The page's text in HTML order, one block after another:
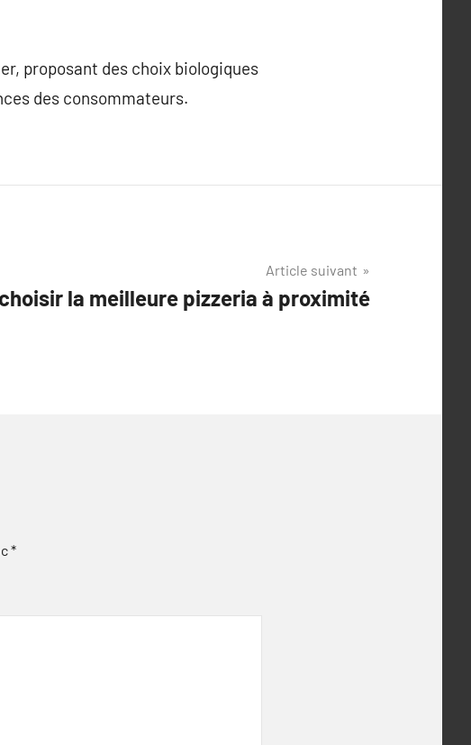
proposant des choix biologiques
des consommateurs.
Article suivant
la meilleure pizzeria à proximité
*